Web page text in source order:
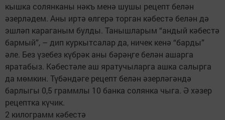
кышка солянканы нәкъ менә шушы рецепт белән
әзерләдем. Аны иртә өлгерә торган кәбестә белән дә
эшләп караганым булды. Танышларым “андый кәбестә
бармый”, – дип куркытсалар да, ничек кенә “барды”
әле. Без үзебез күбрәк аны бәрәңге белән ашарга
яратабыз. Кәбестәле аш яратучыларга ашка салырга
да мөмкин. Түбәндәге рецепт белән әзерләгәндә
барлыгы 0,5 граммлы 10 банка солянка чыга. Ә хәзер
рецептка күчик.
2 килограмм кәбестә